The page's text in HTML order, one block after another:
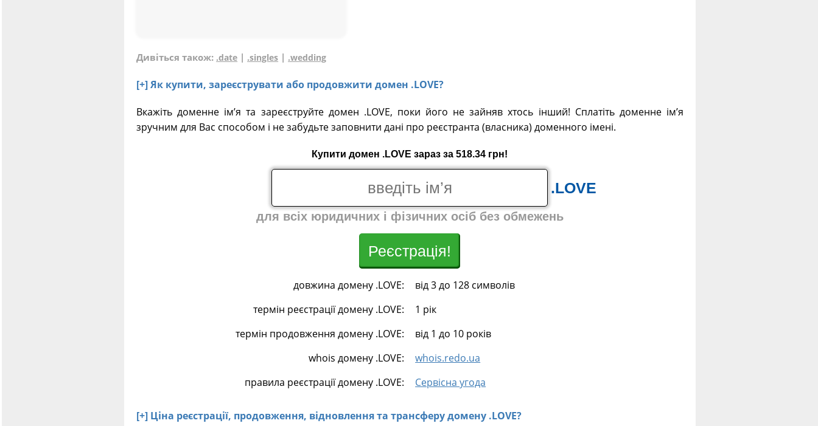
Дивіться також: .date | .singles | .wedding
[+] Як купити, зареєструвати або продовжити домен .LOVE?
Вкажіть доменне ім’я та зареєструйте домен .LOVE, поки його не зайняв хтось інший! Сплатіть доменне ім’я
зручним для Вас способом і не забудьте заповнити дані про реєстранта (власника) доменного імені.
Купити домен .LOVE зараз за 518.34 грн!
.LOVE
для всіх юридичних і фізичних осіб без обмежень
Реєстрація!
довжина домену .LOVE:
від 3 до 128 символів
термін реєстрації домену .LOVE:
1 рік
термін продовження домену .LOVE:
від 1 до 10 років
whois домену .LOVE:
whois.redo.ua
правила реєстрації домену .LOVE:
Сервісна угода
[+] Ціна реєстрації, продовження, відновлення та трансферу домену .LOVE?